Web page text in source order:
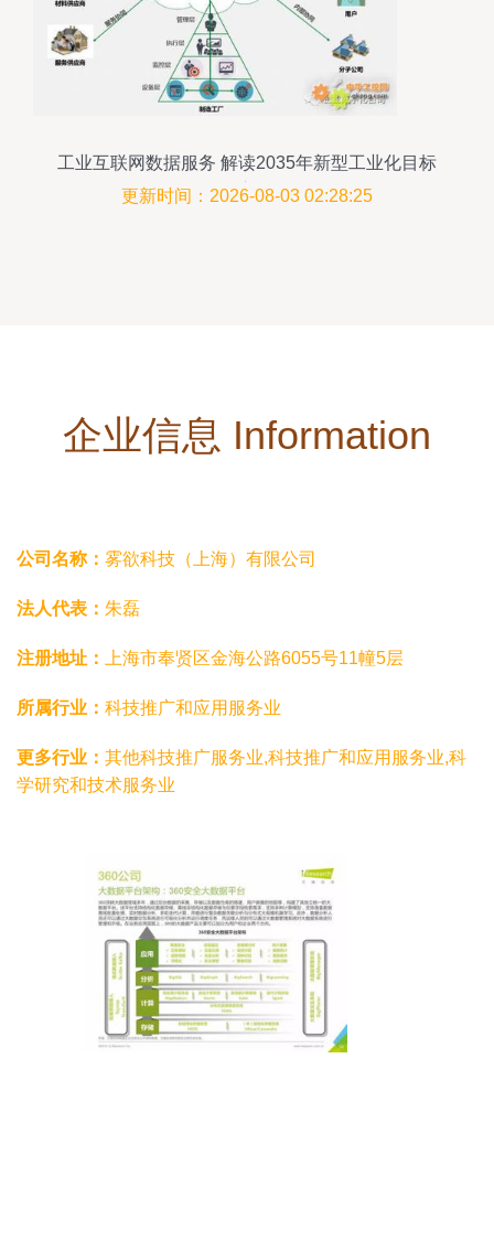
工业互联网数据服务 解读2035年新型工业化目标
的核心引擎
更新时间：2026-08-03 02:28:25
企业信息 Information
公司名称： 雾欲科技（上海）有限公司
法人代表： 朱磊
注册地址： 上海市奉贤区金海公路6055号11幢5层
所属行业： 科技推广和应用服务业
更多行业： 其他科技推广服务业,科技推广和应用服务业,科
学研究和技术服务业